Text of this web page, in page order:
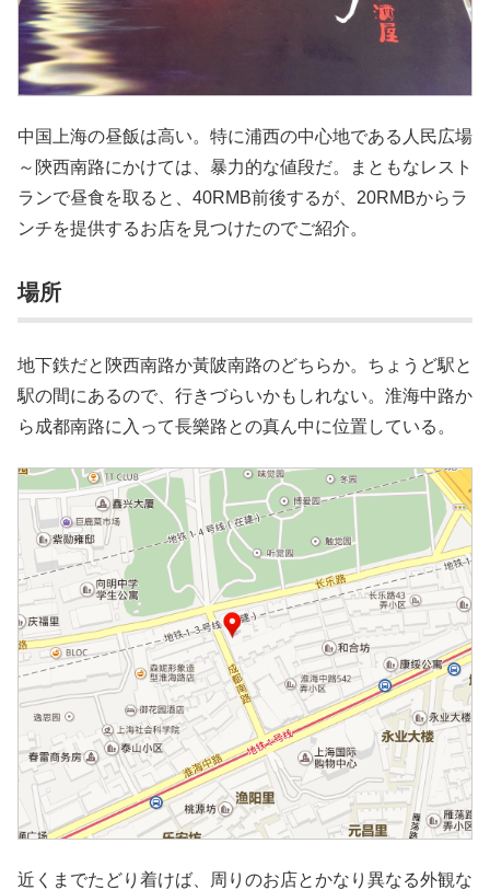
中国上海の昼飯は高い。特に浦西の中心地である人民広場
～陝西南路にかけては、暴力的な値段だ。まともなレスト
ランで昼食を取ると、40RMB前後するが、20RMBからラ
ンチを提供するお店を見つけたのでご紹介。
場所
地下鉄だと陝西南路か黃陂南路のどちらか。ちょうど駅と
駅の間にあるので、行きづらいかもしれない。淮海中路か
ら成都南路に入って長樂路との真ん中に位置している。
近くまでたどり着けば、周りのお店とかなり異なる外観な